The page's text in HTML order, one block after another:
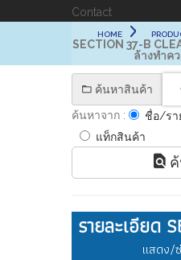
Contact
HOME
SECTION 37-B
ล้างทำค
ค้นหาสินค้า
ค้นหาจาก :
ชื่อ/รา
แท็กสินค้า
รายละเอียด
แสดง/